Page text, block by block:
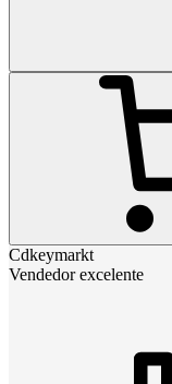
Cdkeymarkt
Vendedor excelente